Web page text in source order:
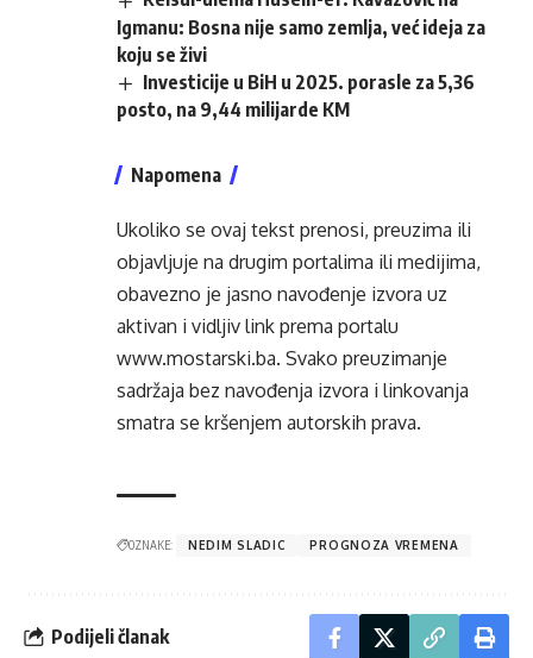
Igmanu: Bosna nije samo zemlja, već ideja za
koju se živi
Investicije u BiH u 2025. porasle za 5,36
posto, na 9,44 milijarde KM
Napomena
Ukoliko se ovaj tekst prenosi, preuzima ili
objavljuje na drugim portalima ili medijima,
obavezno je jasno navođenje izvora uz
aktivan i vidljiv link prema portalu
www.mostarski.ba. Svako preuzimanje
sadržaja bez navođenja izvora i linkovanja
smatra se kršenjem autorskih prava.
OZNAKE: NEDIM SLADIC PROGNOZA VREMENA
Podijeli članak